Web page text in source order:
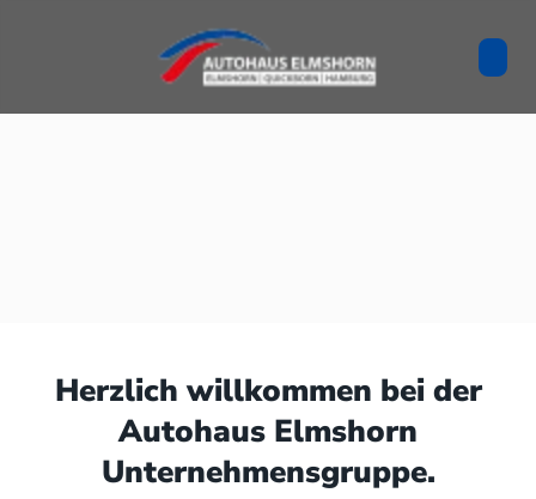
Herzlich willkommen bei der
Autohaus Elmshorn
Unternehmensgruppe.